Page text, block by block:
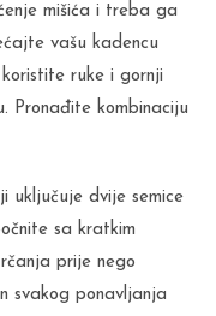
mišića i treba ga
vašu kadencu
ruke i gornji
Pronađite kombinaciju
uključuje dvije semice
sa kratkim
prije nego
svakog ponavljanja